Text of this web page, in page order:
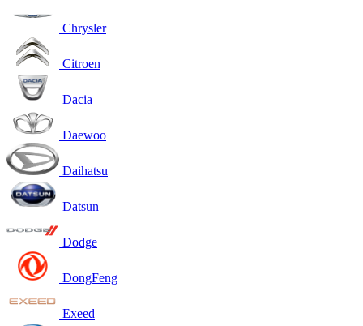
Chrysler
Citroen
Dacia
Daewoo
Daihatsu
Datsun
Dodge
DongFeng
Exeed